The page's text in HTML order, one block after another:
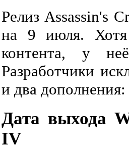
Релиз Assassin's
на 9 июля. Хотя
контента, у
Разработчики
и два
Дата выхода
IV